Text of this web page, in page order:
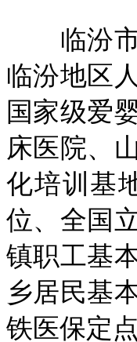
临汾市
临汾地区
国家级爱
床医院、
化培训基
位、全国
镇职工基
乡居民基
铁医保定